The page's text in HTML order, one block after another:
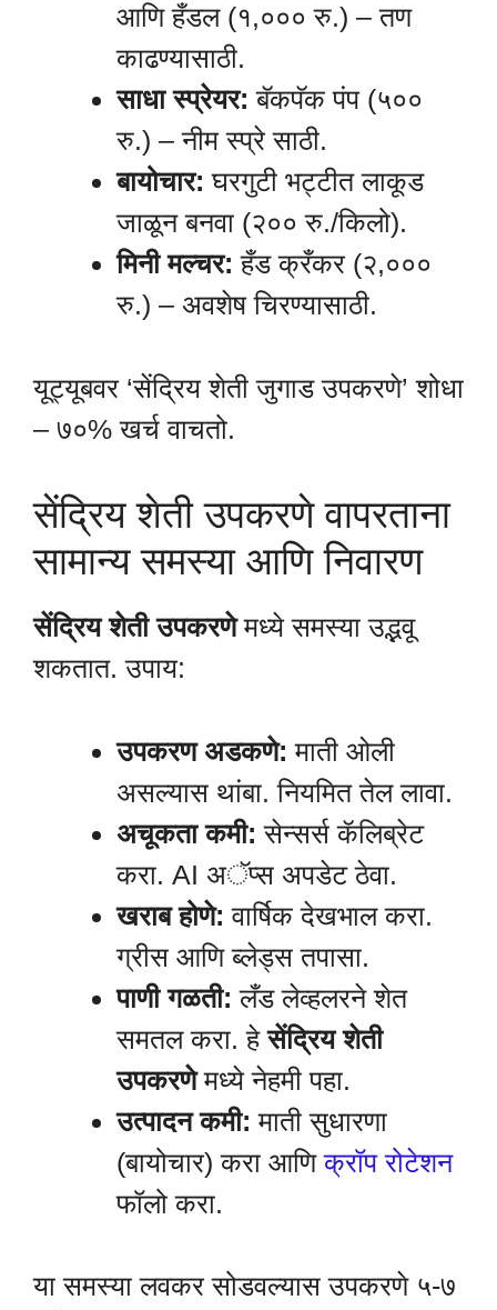
आणि हँडल (१,००० रु.) – तण
काढण्यासाठी.
साधा स्प्रेयर: बॅकपॅक पंप (५००
रु.) – नीम स्प्रे साठी.
बायोचार: घरगुटी भट्टीत लाकूड
जाळून बनवा (२०० रु./किलो).
मिनी मल्चर: हँड क्रँकर (२,०००
रु.) – अवशेष चिरण्यासाठी.
यूट्यूबवर ‘सेंद्रिय शेती जुगाड उपकरणे’ शोधा
– ७०% खर्च वाचतो.
सेंद्रिय शेती उपकरणे वापरताना
सामान्य समस्या आणि निवारण
सेंद्रिय शेती उपकरणेमध्ये समस्या उद्भवू
शकतात. उपाय:
उपकरण अडकणे: माती ओली
असल्यास थांबा. नियमित तेल लावा.
अचूकता कमी: सेन्सर्स कॅलिब्रेट
करा. AI अॅप्स अपडेट ठेवा.
खराब होणे: वार्षिक देखभाल करा.
ग्रीस आणि ब्लेड्स तपासा.
पाणी गळती: लँड लेव्हलरने शेत
समतल करा. हेसेंद्रिय शेती
उपकरणेमध्ये नेहमी पहा.
उत्पादन कमी: माती सुधारणा
(बायोचार) करा आणिक्रॉप रोटेशन
फॉलो करा.
या समस्या लवकर सोडवल्यास उपकरणे ५-७